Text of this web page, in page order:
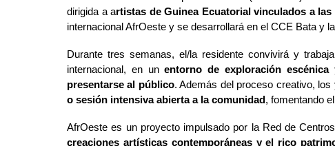
dirigida a artistas de Guinea Ecuatorial vinculados a
internacional AfrOeste y se desarrollará en el CCE Bata y
Durante tres semanas, el/la residente convivirá y
internacional, en unentorno de exploración escénica
presentarse al público. Además del proceso creativo, los
o sesión intensiva abierta a la comunidad , fomentando
AfrOeste es un proyecto impulsado por la Red de
creaciones artísticas contemporáneas y el rico